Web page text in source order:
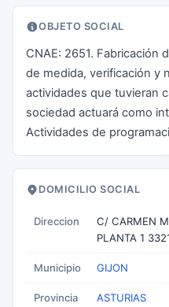
OBJETO SOCIAL
CNAE: 2651. Fabricación
de medida, verificación y
actividades que tuvieran
sociedad actuará como
Actividades de
DOMICILIO SOCIAL
Direccion
C/ CARMEN
PLANTA 1
Municipio GIJON
Provincia ASTURIAS